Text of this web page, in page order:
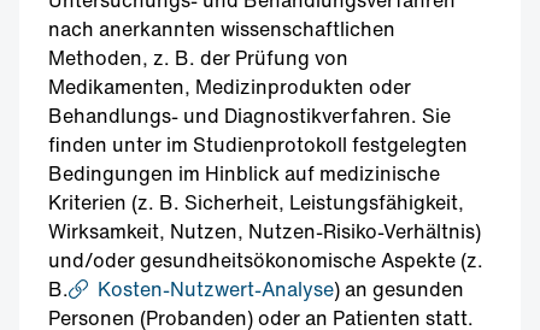
nach anerkannten wissenschaftlichen
Methoden, z. B. der Prüfung von
Medikamenten, Medizinprodukten oder
Behandlungs- und Diagnostikverfahren. Sie
finden unter im Studienprotokoll festgelegten
Bedingungen im Hinblick auf medizinische
Kriterien (z. B. Sicherheit, Leistungsfähigkeit,
Wirksamkeit, Nutzen, Nutzen-Risiko-Verhältnis)
und/oder gesundheitsökonomische Aspekte (z.
B.
Kosten-Nutzwert-Analyse) an gesunden
Personen (Probanden) oder an Patienten statt.